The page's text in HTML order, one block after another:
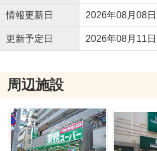
情報更新日 2026年08月08日
更新予定日 2026年08月11日
周辺施設